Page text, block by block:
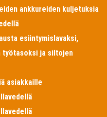
ankkureiden kuljetuksia
esiintymislavaksi,
työtasoksi ja siltojen
asiakkaille